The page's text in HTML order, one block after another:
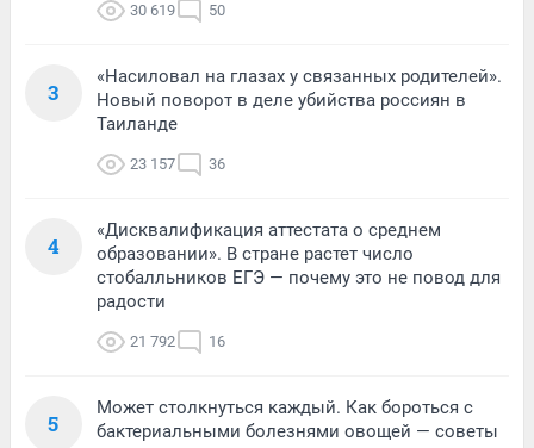
30 619 50
3
«Насиловал на глазах у связанных родителей».
Новый поворот в деле убийства россиян в
Таиланде
23 157 36
4
«Дисквалификация аттестата о среднем
образовании». В стране растет число
стобалльников ЕГЭ — почему это не повод для
радости
21 792 16
5
Может столкнуться каждый. Как бороться с
бактериальными болезнями овощей — советы